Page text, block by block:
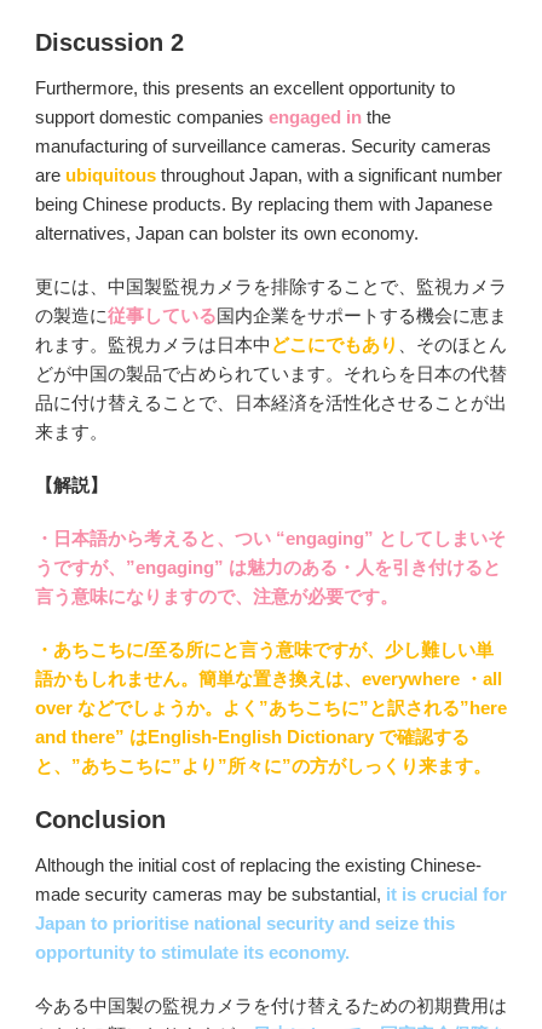
Discussion 2
Furthermore, this presents an excellent opportunity to
support domestic companies engaged in the
manufacturing of surveillance cameras. Security cameras
are ubiquitous throughout Japan, with a significant number
being Chinese products. By replacing them with Japanese
alternatives, Japan can bolster its own economy.
更には、中国製監視カメラを排除することで、監視カメラ
の製造に従事している国内企業をサポートする機会に恵ま
れます。監視カメラは日本中 どこにでもあり
、そのほとん
どが中国の製品で占められています。それらを日本の代替
品に付け替えることで、日本経済を活性化させることが出
来ます。
【解説】
・日本語から考えると、つい “engaging” としてしまいそ
うですが、”engaging” は魅力のある・人を引き付けると
言う意味になりますので、注意が必要です。
・あちこちに/至る所にと言う意味ですが、少し難しい単
語かもしれません。簡単な置き換えは、everywhere ・all
over などでしょうか。よく”あちこちに”と訳される”here
and there” はEnglish-English Dictionary で確認する
と、”あちこちに”より”所々に”の方がしっくり来ます。
Conclusion
Although the initial cost of replacing the existing Chinese-
made security cameras may be substantial, it is crucial for
Japan to prioritise national security and seize this
opportunity to stimulate its economy.
今ある中国製の監視カメラを付け替えるための初期費用は